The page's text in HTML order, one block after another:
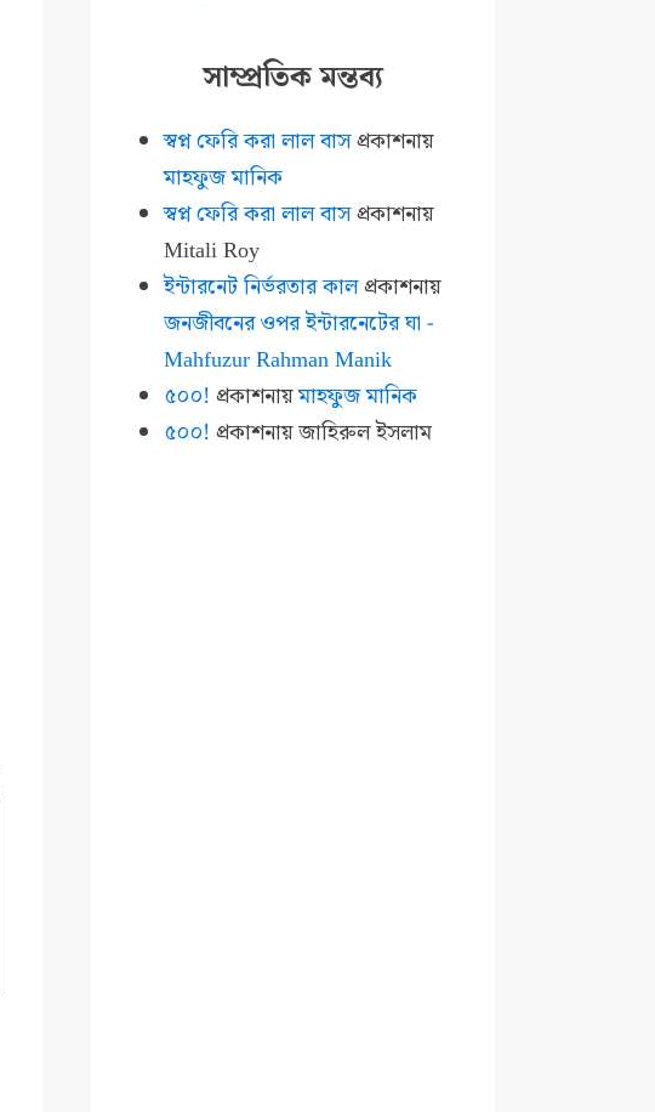
সাম্প্রতিক মন্তব্য
স্বপ্ন ফেরি করা লাল বাসপ্রকাশনায়
মাহফুজ মানিক
স্বপ্ন ফেরি করা লাল বাসপ্রকাশনায়
Mitali Roy
ইন্টারনেট নির্ভরতার কালপ্রকাশনায়
জনজীবনের ওপর ইন্টারনেটের ঘা -
Mahfuzur Rahman Manik
৫০০! প্রকাশনায়মাহফুজ মানিক
৫০০! প্রকাশনায়জাহিরুল ইসলাম